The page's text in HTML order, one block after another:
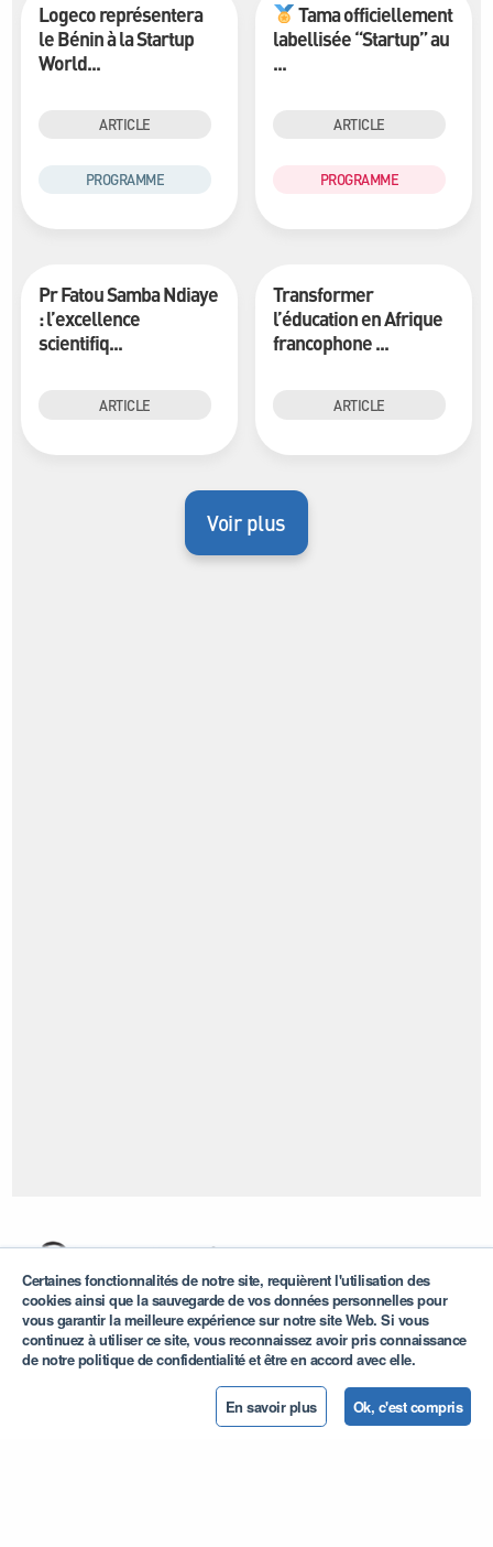
Logeco représentera
le Bénin à la Startup
World...
ARTICLE
PROGRAMME
Tama officiellement
labellisée “Startup” au
...
ARTICLE
PROGRAMME
Pr Fatou Samba Ndiaye
: l’excellence
scientifiq...
ARTICLE
Transformer
l’éducation en Afrique
francophone ...
ARTICLE
Voir plus
Notre savoir-faire au service de l'Afrique et du monde.
Ensemble nous sommes engagé à supporter les jeunes talents
et les femmes dans un environnement où les idées
Certaines fonctionnalités de notre site, requièrent l'utilisation des
cookies ainsi que la sauvegarde de vos données personnelles pour
vous garantir la meilleure expérience sur notre site Web. Si vous
continuez à utiliser ce site, vous reconnaissez avoir pris connaissance
de notre politique de confidentialité et être en accord avec elle.
En savoir plus Ok, c'est compris